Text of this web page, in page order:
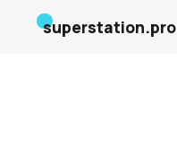
superstation.pro